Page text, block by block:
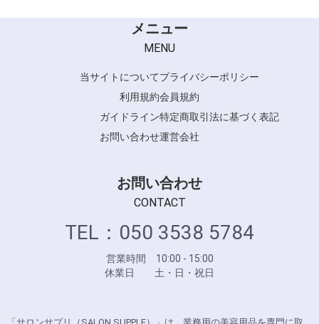
メニュー
MENU
当サイトについてプライバシーポリシー
利用規約会員規約
ガイドライン特定商取引法に基づく表記
お問い合わせ運営会社
お問い合わせ
CONTACT
TEL：050 3538 5784
営業時間 10:00 - 15:00
休業日 土・日・祝日